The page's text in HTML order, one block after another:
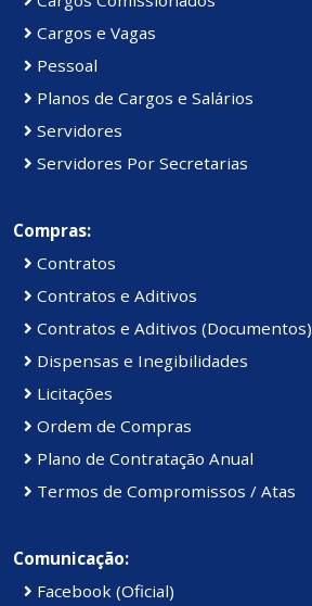
Cargos e Vagas
Pessoal
Planos de Cargos e Salários
Servidores
Servidores Por Secretarias
Compras:
Contratos
Contratos e Aditivos
Contratos e Aditivos (Documentos)
Dispensas e Inegibilidades
Licitações
Ordem de Compras
Plano de Contratação Anual
Termos de Compromissos / Atas
Comunicação:
Facebook (Oficial)